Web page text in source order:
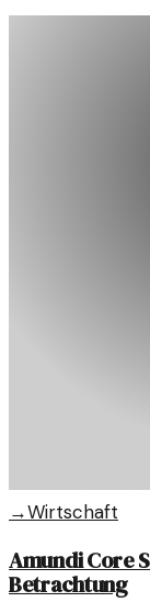
→Wirtschaft
Amundi Core
Betrachtung